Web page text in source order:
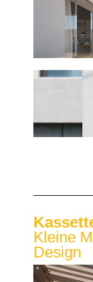
Kleine
Design